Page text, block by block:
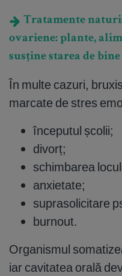
Tratamente
ovariene: plante,
susține starea de bine
În multe cazuri,
marcate de stres
începutul școlii;
divorț;
schimbarea
anxietate;
suprasolicitare
burnout.
Organismul
iar cavitatea orală